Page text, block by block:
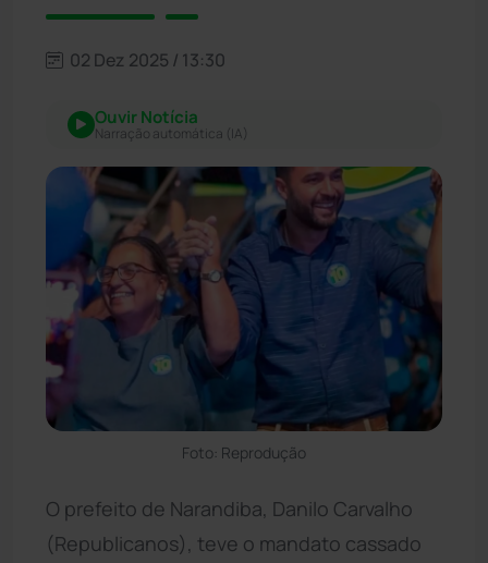
02 Dez 2025 / 13:30
Ouvir Notícia
Narração automática (IA)
Foto: Reprodução
O prefeito de Narandiba, Danilo Carvalho
(Republicanos), teve o mandato cassado